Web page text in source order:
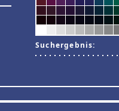
Suchergebnis: